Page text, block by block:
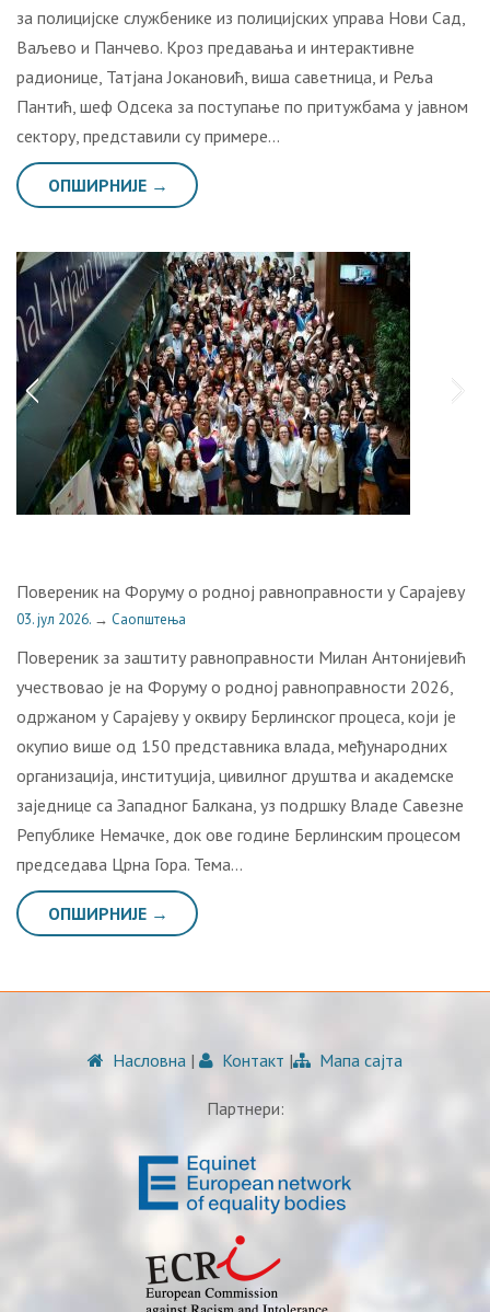
за полицијске службенике из полицијских управа Нови Сад,
Ваљево и Панчево. Кроз предавања и интерактивне
радионице, Татјана Јокановић, виша саветница, и Реља
Пантић, шеф Одсека за поступање по притужбама у јавном
сектору, представили су примере…
ОПШИРНИЈЕ →
Повереник на Форуму о родној равноправности у Сарајеву
03. јул 2026. → Саопштења
Повереник за заштиту равноправности Милан Антонијевић
учествовао је на Форуму о родној равноправности 2026,
одржаном у Сарајеву у оквиру Берлинског процеса, који је
окупио више од 150 представника влада, међународних
организација, институција, цивилног друштва и академске
заједнице са Западног Балкана, уз подршку Владе Савезне
Републике Немачке, док ове године Берлинским процесом
председава Црна Гора. Тема…
ОПШИРНИЈЕ →
Насловна | Контакт | Мапа сајта
Партнери: